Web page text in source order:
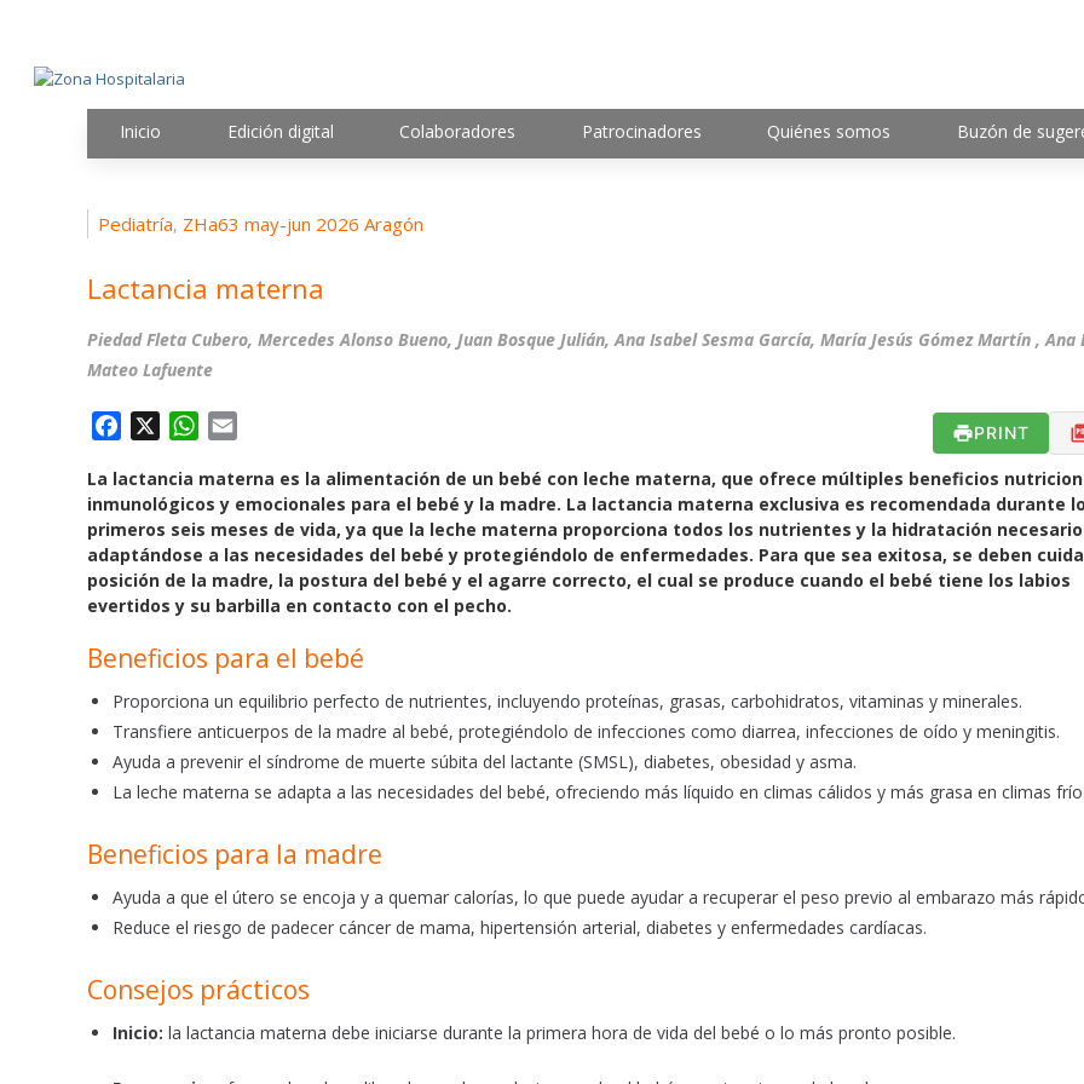
Inicio Edición digital Colaboradores Patrocinadores Quiénes somos Buzón de
Pediatría, ZHa63 may-jun 2026 Aragón
Lactancia materna
Piedad Fleta Cubero, Mercedes Alonso Bueno, Juan Bosque Julián, Ana Isabel Sesma García, María Jesús Gómez Martín , Ana
Mateo Lafuente
c
e
b
o
o
W
a
t
s
A
p
a
i
l
PRINT
La lactancia materna es la alimentación de un bebé con leche materna, que ofrece múltiples beneficios
inmunológicos y emocionales para el bebé y la madre. La lactancia materna exclusiva es recomendada durante
primeros seis meses de vida, ya que la leche materna proporciona todos los nutrientes y la hidratación
adaptándose a las necesidades del bebé y protegiéndolo de enfermedades. Para que sea exitosa, se deben
posición de la madre, la postura del bebé y el agarre correcto, el cual se produce cuando el bebé tiene los labios
evertidos y su barbilla en contacto con el pecho.
Beneficios para el bebé
Proporciona un equilibrio perfecto de nutrientes, incluyendo proteínas, grasas, carbohidratos, vitaminas y minerales.
Transfiere anticuerpos de la madre al bebé, protegiéndolo de infecciones como diarrea, infecciones de oído y meningitis.
Ayuda a prevenir el síndrome de muerte súbita del lactante (SMSL), diabetes, obesidad y asma.
La leche materna se adapta a las necesidades del bebé, ofreciendo más líquido en climas cálidos y más grasa en climas
Beneficios para la madre
Ayuda a que el útero se encoja y a quemar calorías, lo que puede ayudar a recuperar el peso previo al embarazo más
Reduce el riesgo de padecer cáncer de mama, hipertensión arterial, diabetes y enfermedades cardíacas.
Consejos prácticos
Inicio: la lactancia materna debe iniciarse durante la primera hora de vida del bebé o lo más pronto posible.